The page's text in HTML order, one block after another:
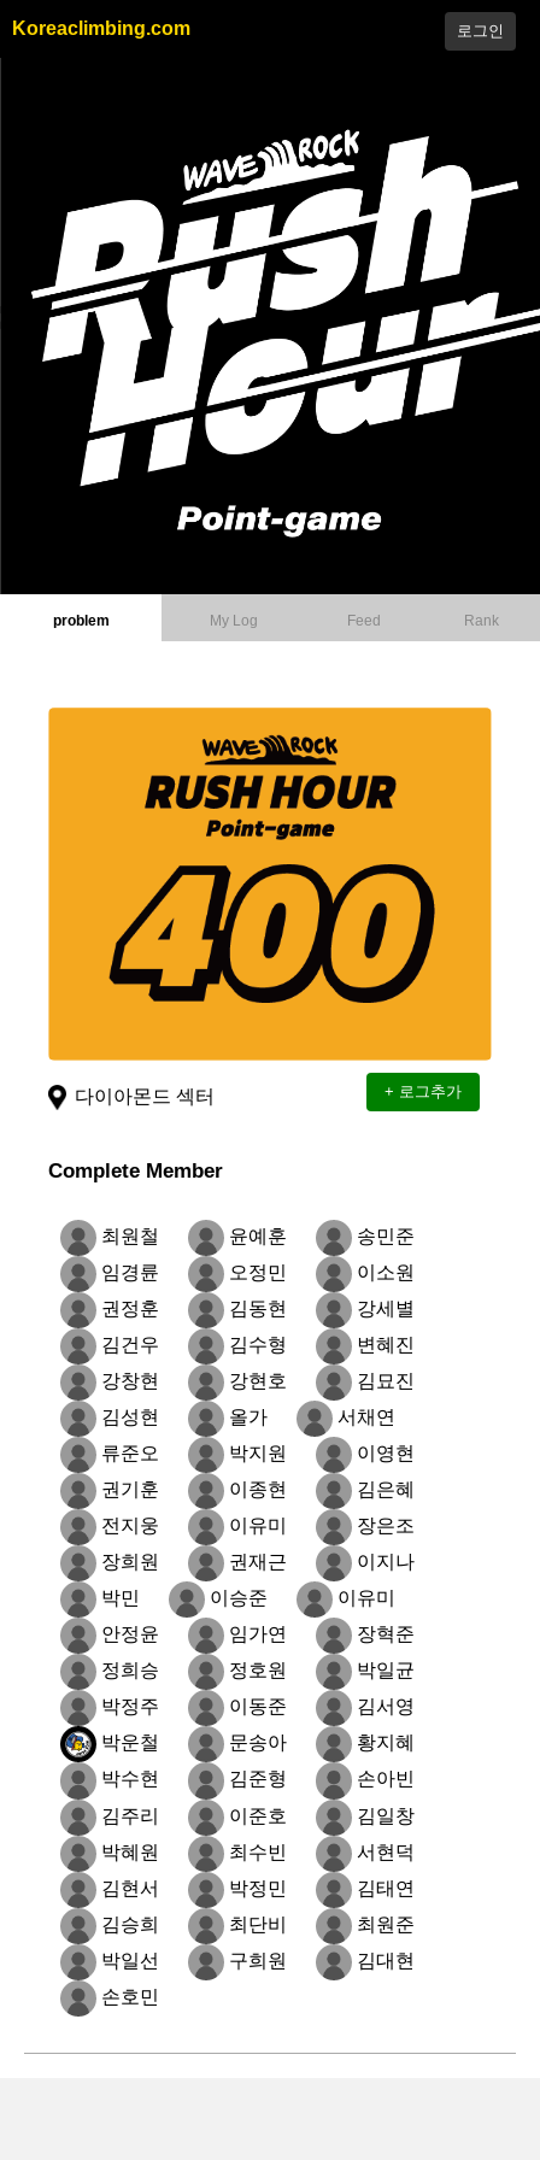
Koreaclimbing.com
problem My Log Feed Rank
다이아몬드 섹터
Complete Member
최원철 윤예훈
송민준
임경륜
오정민
이소원
권정훈
김동현
강세별
김건우
김수형
변혜진
강창현
강현호
김묘진
김성현
올가
서채연
류준오
박지원
이영현
권기훈
이종현
김은혜
전지웅
이유미
장은조
장희원
권재근
이지나
박민
이승준
이유미
안정윤
임가연
장혁준
정희승
정호원
박일균
박정주
이동준
김서영
박운철
문송아
황지혜
박수현
김준형
손아빈
김주리
이준호
김일창
박혜원
최수빈
서현덕
김현서
박정민
김태연
김승희
최단비
최원준
박일선
구희원
김대현
손호민